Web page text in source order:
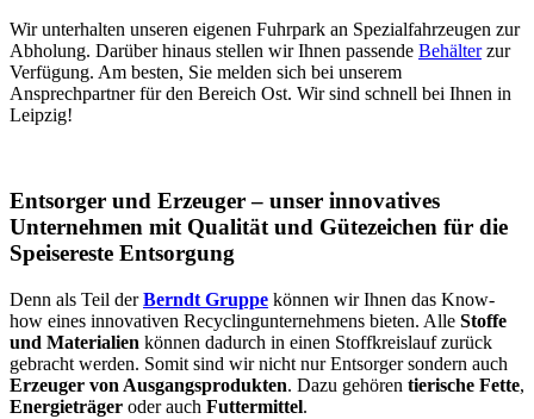
Wir unterhalten unseren eigenen Fuhrpark an Spezialfahrzeugen zur
Abholung. Darüber hinaus stellen wir Ihnen passende Behälterzur
Verfügung. Am besten, Sie melden sich bei unserem
Ansprechpartner für den Bereich Ost. Wir sind schnell bei Ihnen in
Leipzig!
Entsorger und Erzeuger – unser innovatives
Unternehmen mit Qualität und Gütezeichen für die
Speisereste Entsorgung
Denn als Teil derBerndt Gruppe können wir Ihnen das Know-
how eines innovativen Recyclingunternehmens bieten. Alle Stoffe
und Materialien können dadurch in einen Stoffkreislauf zurück
gebracht werden. Somit sind wir nicht nur Entsorger sondern auch
Erzeuger von Ausgangsprodukten. Dazu gehören tierische Fette,
Energieträger oder auch Futtermittel.